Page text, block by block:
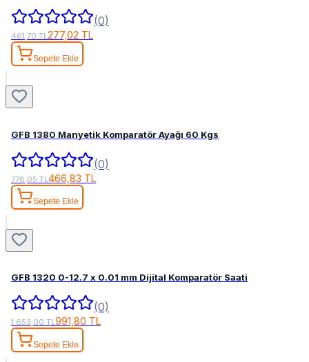
(0)
461,70 TL277,02 TL
Sepete Ekle
GFB 1380 Manyetik Komparatör Ayağı 60 Kgs
(0)
778,05 TL466,83 TL
Sepete Ekle
GFB 1320 0-12.7 x 0.01 mm Dijital Komparatör Saati
(0)
1.653,00 TL991,80 TL
Sepete Ekle